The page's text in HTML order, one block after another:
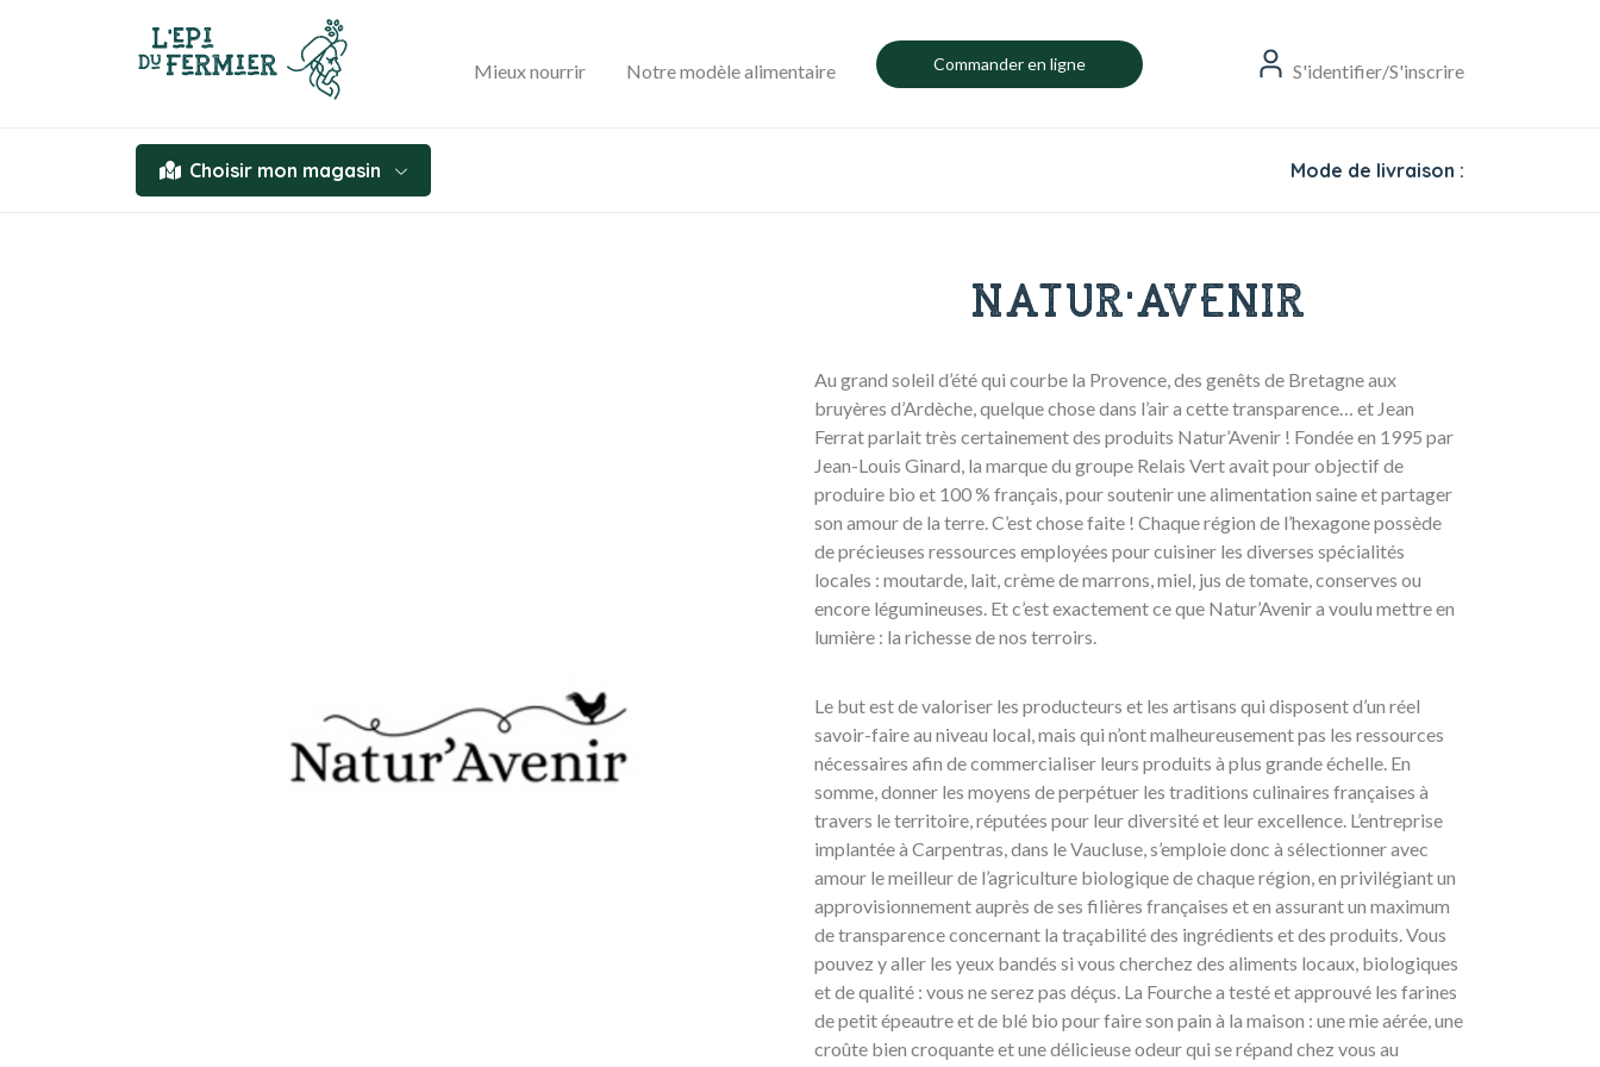
Mieux nourrir Notre modèle alimentaire Commander en ligne S'identifier/S'inscrire
Choisir mon magasin Mode de livraison :
NATUR'AVENIR
Au grand soleil d’été qui courbe la Provence, des genêts de Bretagne aux
bruyères d’Ardèche, quelque chose dans l’air a cette transparence… et Jean
Ferrat parlait très certainement des produits Natur’Avenir ! Fondée en 1995 par
Jean-Louis Ginard, la marque du groupe Relais Vert avait pour objectif de
produire bio et 100 % français, pour soutenir une alimentation saine et partager
son amour de la terre. C’est chose faite ! Chaque région de l’hexagone possède
de précieuses ressources employées pour cuisiner les diverses spécialités
locales : moutarde, lait, crème de marrons, miel, jus de tomate, conserves ou
encore légumineuses. Et c’est exactement ce que Natur’Avenir a voulu mettre en
lumière : la richesse de nos terroirs.
Le but est de valoriser les producteurs et les artisans qui disposent d’un réel
savoir-faire au niveau local, mais qui n’ont malheureusement pas les ressources
nécessaires afin de commercialiser leurs produits à plus grande échelle. En
somme, donner les moyens de perpétuer les traditions culinaires françaises à
travers le territoire, réputées pour leur diversité et leur excellence. L’entreprise
implantée à Carpentras, dans le Vaucluse, s’emploie donc à sélectionner avec
amour le meilleur de l’agriculture biologique de chaque région, en privilégiant un
approvisionnement auprès de ses filières françaises et en assurant un maximum
de transparence concernant la traçabilité des ingrédients et des produits. Vous
pouvez y aller les yeux bandés si vous cherchez des aliments locaux, biologiques
et de qualité : vous ne serez pas déçus. La Fourche a testé et approuvé les farines
de petit épeautre et de blé bio pour faire son pain à la maison : une mie aérée, une
croûte bien croquante et une délicieuse odeur qui se répand chez vous au